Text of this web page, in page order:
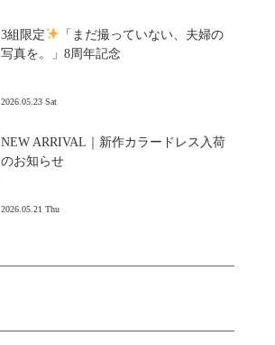
3組限定
「まだ撮っていない、夫婦の
写真を。」8周年記念
2026.05.23 Sat
NEW ARRIVAL｜新作カラードレス入荷
のお知らせ
2026.05.21 Thu